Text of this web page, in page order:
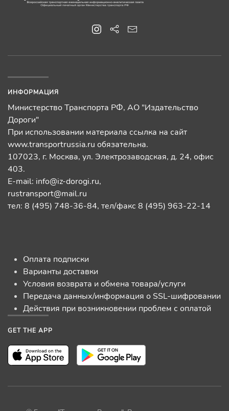
ИНФОРМАЦИЯ
Министерство Транспорта РФ, АО "Издательство
Дороги"
При использовании материала ссылка на сайт
www.transportrussia.ru обязательна.
107023, г. Москва, ул. Электрозаводская, д. 24, офис
403.
E-mail: info@iz-dorogi.ru,
rustransport@mail.ru
тел: 8 (495) 748-36-84, тел/факс 8 (495) 963-22-14
Оплата подписки
Варианты доставки
Условия возврата и обмена товара/услуги
Передача данных/информация о SSL-шифровании
Действия при возникновении проблем с оплатой
GET THE APP